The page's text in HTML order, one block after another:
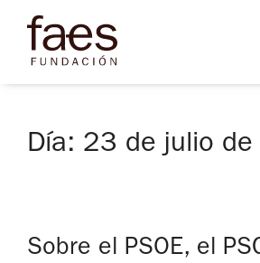
Día: 23 de julio
Sobre el PSOE, el